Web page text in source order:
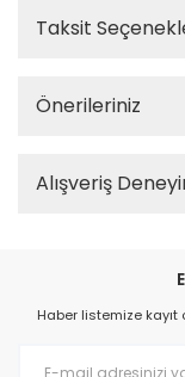
Taksit
Önerileriniz
Alışveriş
Haber listemize